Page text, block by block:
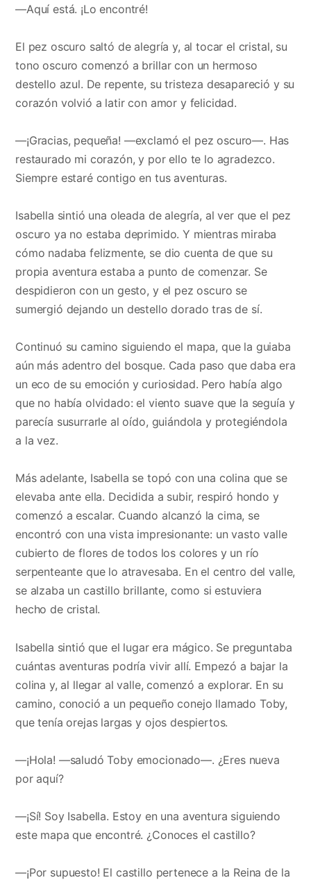
—Aquí está. ¡Lo encontré!
El pez oscuro saltó de alegría y, al tocar el cristal, su
tono oscuro comenzó a brillar con un hermoso
destello azul. De repente, su tristeza desapareció y su
corazón volvió a latir con amor y felicidad.
—¡Gracias, pequeña! —exclamó el pez oscuro—. Has
restaurado mi corazón, y por ello te lo agradezco.
Siempre estaré contigo en tus aventuras.
Isabella sintió una oleada de alegría, al ver que el pez
oscuro ya no estaba deprimido. Y mientras miraba
cómo nadaba felizmente, se dio cuenta de que su
propia aventura estaba a punto de comenzar. Se
despidieron con un gesto, y el pez oscuro se
sumergió dejando un destello dorado tras de sí.
Continuó su camino siguiendo el mapa, que la guiaba
aún más adentro del bosque. Cada paso que daba era
un eco de su emoción y curiosidad. Pero había algo
que no había olvidado: el viento suave que la seguía y
parecía susurrarle al oído, guiándola y protegiéndola
a la vez.
Más adelante, Isabella se topó con una colina que se
elevaba ante ella. Decidida a subir, respiró hondo y
comenzó a escalar. Cuando alcanzó la cima, se
encontró con una vista impresionante: un vasto valle
cubierto de flores de todos los colores y un río
serpenteante que lo atravesaba. En el centro del valle,
se alzaba un castillo brillante, como si estuviera
hecho de cristal.
Isabella sintió que el lugar era mágico. Se preguntaba
cuántas aventuras podría vivir allí. Empezó a bajar la
colina y, al llegar al valle, comenzó a explorar. En su
camino, conoció a un pequeño conejo llamado Toby,
que tenía orejas largas y ojos despiertos.
—¡Hola! —saludó Toby emocionado—. ¿Eres nueva
por aquí?
—¡Sí! Soy Isabella. Estoy en una aventura siguiendo
este mapa que encontré. ¿Conoces el castillo?
—¡Por supuesto! El castillo pertenece a la Reina de la